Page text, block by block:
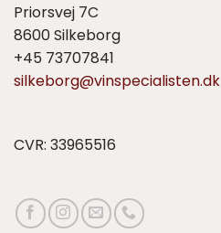
Priorsvej 7C
8600 Silkeborg
+45 73707841
silkeborg@vinspecialisten.dk
CVR: 33965516